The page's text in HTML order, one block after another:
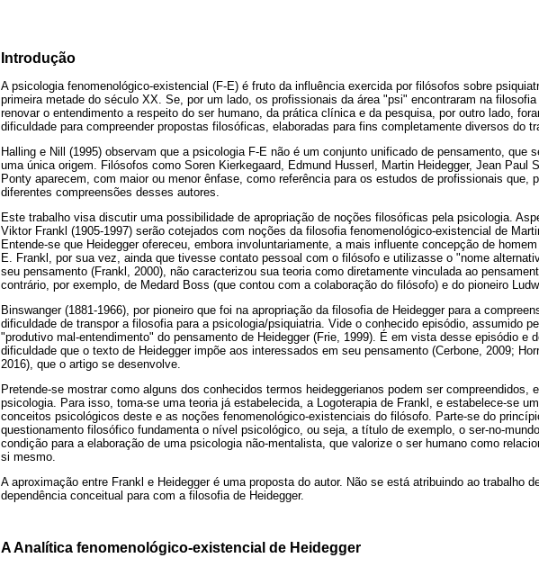
Introdução
A psicologia fenomenológico-existencial (F-E) é fruto da influência exercida por filósofos sobre
primeira metade do século XX. Se, por um lado, os profissionais da área "psi" encontraram na
renovar o entendimento a respeito do ser humano, da prática clínica e da pesquisa, por outro lado,
dificuldade para compreender propostas filosóficas, elaboradas para fins completamente diversos do
Halling e Nill (1995) observam que a psicologia F-E não é um conjunto unificado de pensamento, que
uma única origem. Filósofos como Soren Kierkegaard, Edmund Husserl, Martin Heidegger, Jean Paul
Ponty aparecem, com maior ou menor ênfase, como referência para os estudos de profissionais que,
diferentes compreensões desses autores.
Este trabalho visa discutir uma possibilidade de apropriação de noções filosóficas pela psicologia.
Viktor Frankl (1905-1997) serão cotejados com noções da filosofia fenomenológico-existencial de
Entende-se que Heidegger ofereceu, embora involuntariamente, a mais influente concepção de
E. Frankl, por sua vez, ainda que tivesse contato pessoal com o filósofo e utilizasse o "nome
seu pensamento (Frankl, 2000), não caracterizou sua teoria como diretamente vinculada ao
contrário, por exemplo, de Medard Boss (que contou com a colaboração do filósofo) e do pioneiro
Binswanger (1881-1966), por pioneiro que foi na apropriação da filosofia de Heidegger para a
dificuldade de transpor a filosofia para a psicologia/psiquiatria. Vide o conhecido episódio, assumido
"produtivo mal-entendimento" do pensamento de Heidegger (Frie, 1999). É em vista desse episódio e
dificuldade que o texto de Heidegger impõe aos interessados em seu pensamento (Cerbone, 2009;
2016), que o artigo se desenvolve.
Pretende-se mostrar como alguns dos conhecidos termos heideggerianos podem ser compreendidos,
psicologia. Para isso, toma-se uma teoria já estabelecida, a Logoterapia de Frankl, e estabelece-se
conceitos psicológicos deste e as noções fenomenológico-existenciais do filósofo. Parte-se do
questionamento filosófico fundamenta o nível psicológico, ou seja, a título de exemplo, o ser-no-
condição para a elaboração de uma psicologia não-mentalista, que valorize o ser humano como
si mesmo.
A aproximação entre Frankl e Heidegger é uma proposta do autor. Não se está atribuindo ao trabalho
dependência conceitual para com a filosofia de Heidegger.
A Analítica fenomenológico-existencial de Heidegger